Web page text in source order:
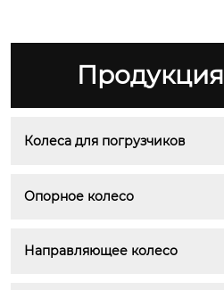
Продукция
Колеса для погрузчиков
Опорное колесо
Направляющее колесо